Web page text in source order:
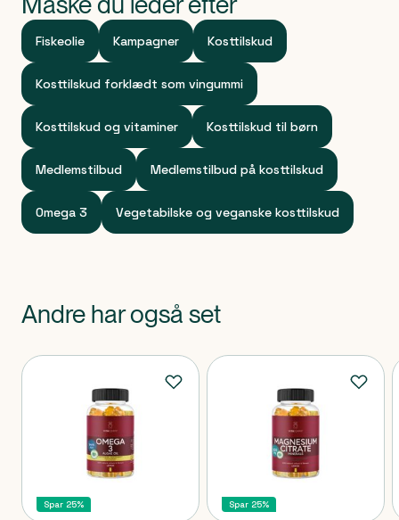
Fiskeolie Kampagner Kosttilskud
Kosttilskud forklædt som vingummi
Kosttilskud og vitaminer Kosttilskud til børn
Medlemstilbud Medlemstilbud på kosttilskud
Omega 3 Vegetabilske og veganske kosttilskud
Andre har også set
Produkter
Spar 25% Spar 25%